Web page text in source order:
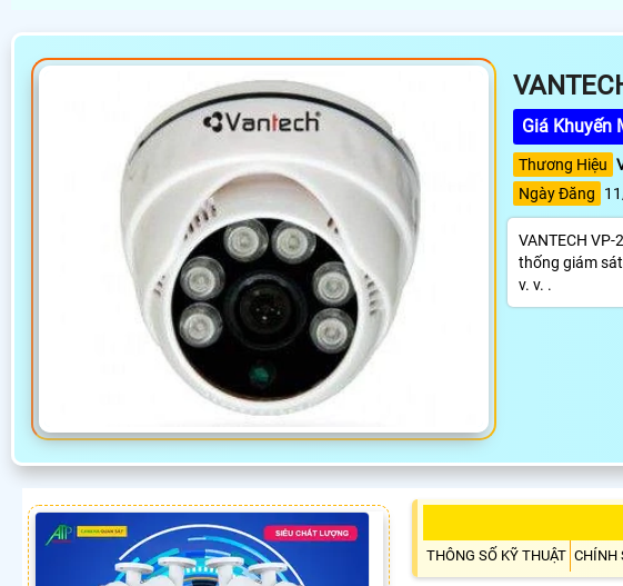
Giá Khuyến
Thương Hiệu
Ngày Đăng
VANTECH
thống giám
v. v. .
THÔNG SỐ KỸ THUẬT CHÍNH